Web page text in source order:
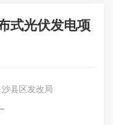
式光伏发电项
沙县区发改局